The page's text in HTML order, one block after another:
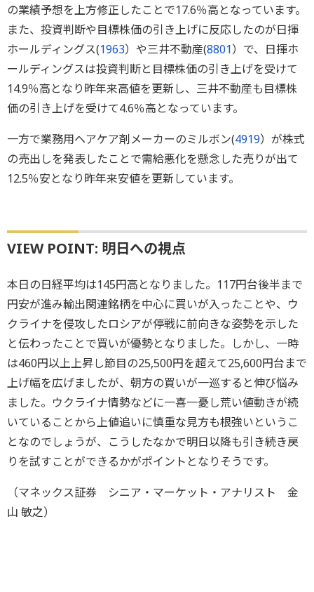
の業績予想を上方修正したことで17.6％高となっています。
また、投資判断や目標株価の引き上げに反応したのが日揮
ホールディングス(1963）や三井不動産(8801）で、日揮ホ
ールディングスは投資判断と目標株価の引き上げを受けて
14.9％高となり昨年来高値を更新し、三井不動産も目標株
価の引き上げを受けて4.6％高となっています。
一方で業務用ヘアケア剤メーカーのミルボン(4919）が株式
の売出しを発表したことで需給悪化を懸念した売りが出て
12.5％安となり昨年来安値を更新しています。
VIEW POINT: 明日への視点
本日の日経平均は145円高となりました。117円台後半まで
円安が進み輸出関連銘柄を中心に買いが入ったことや、ウ
クライナを侵攻したロシアが停戦に前向きな姿勢を示した
と伝わったことで買いが優勢となりました。しかし、一時
は460円以上上昇し節目の25,500円を超えて25,600円台まで
上げ幅を広げましたが、朝方の買いが一巡すると伸び悩み
ました。ウクライナ情勢などに一喜一憂し荒い値動きが続
いていることから上値追いに慎重な見方も根強いというこ
となのでしょうが、こうしたなかで明日以降も引き続き戻
りを試すことができるかがポイントとなりそうです。
（マネックス証券 シニア・マーケット・アナリスト 金
山 敏之）